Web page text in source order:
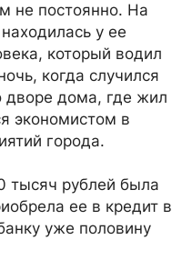
не постоянно. На
у ее
который водил
когда случился
дома, где жил
экономистом в
города.
тысяч рублей была
ее в кредит в
уже половину